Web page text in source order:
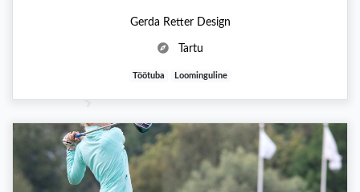
Gerda Retter Design
Tartu
Töötuba Loominguline